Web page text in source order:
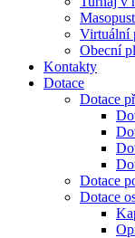
Virtuální
Obecní
Kontakty
Dotace
Dotace
Dotace
Dotace